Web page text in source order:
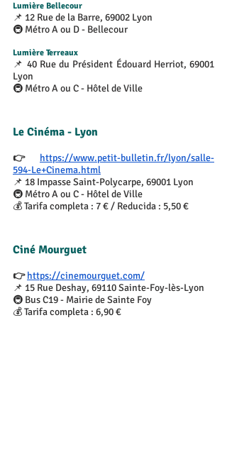
Lumière Bellecour
📌 12 Rue de la Barre, 69002 Lyon
🚇 Métro A ou D - Bellecour
Lumière Terreaux
📌 40 Rue du Président Édouard Herriot, 69001
Lyon
🚇 Métro A ou C - Hôtel de Ville
Le Cinéma - Lyon
👉 https://www.petit-bulletin.fr/lyon/salle-
594-Le+Cinema.html
📌 18 Impasse Saint-Polycarpe, 69001 Lyon
🚇 Métro A ou C - Hôtel de Ville
💰 Tarifa completa : 7 € / Reducida : 5,50 €
Ciné Mourguet
👉 https://cinemourguet.com/
📌 15 Rue Deshay, 69110 Sainte-Foy-lès-Lyon
🚇 Bus C19 - Mairie de Sainte Foy
💰 Tarifa completa : 6,90 €